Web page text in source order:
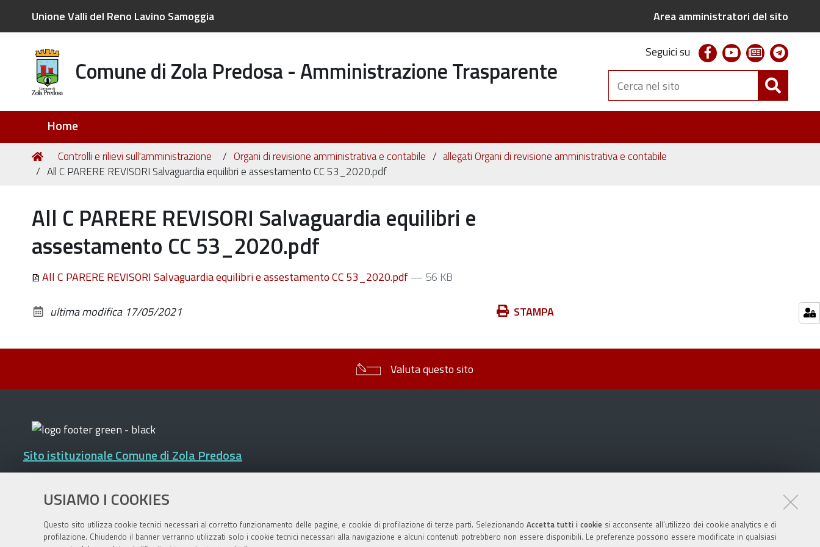
USIAMO I COOKIES
Questo sito utilizza cookie tecnici necessari al corretto funzionamento delle pagine, e cookie di profilazione di terze parti. Selezionando Accetta tutti i cookiesi acconsente all’utilizzo dei cookie analytics e di
profilazione. Chiudendo il banner verranno utilizzati solo i cookie tecnici necessari alla navigazione e alcuni contenuti potrebbero non essere disponibili. Le preferenze possono essere modificate in qualsiasi
Unione Valli del Reno Lavino Samoggia Area amministratori del sito
Comune di Zola Predosa - Amministrazione Trasparente
Seguici su facebookyoutubenewsletter
Cerca
nel
sito
Home
Tu
sei
Home
Controlli e rilievi sull'amministrazione Organi di revisione amministrativa e contabile
allegati Organi di revisione amministrativa e contabile
All C PARERE REVISORI Salvaguardia equilibri e assestamento CC 53_2020.pdf
All C PARERE REVISORI Salvaguardia equilibri e
assestamento CC 53_2020.pdf
All C PARERE REVISORI Salvaguardia equilibri e assestamento CC 53_2020.pdf— 56 KB
Azioni STAMPA
ultima modifica 17/05/2021
Valuta questo sito
Sito istituzionale Comune di Zola Predosa
Privacy policy| DPO|Accessibilità